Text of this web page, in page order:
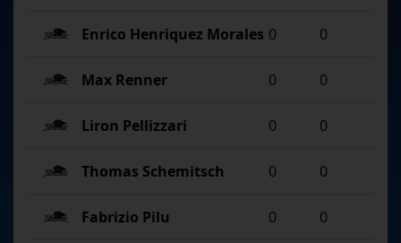
Enrico Henriquez Morales 0 0
Max Renner 0 0
Liron Pellizzari 0 0
Thomas Schemitsch 0 0
Fabrizio Pilu 0 0